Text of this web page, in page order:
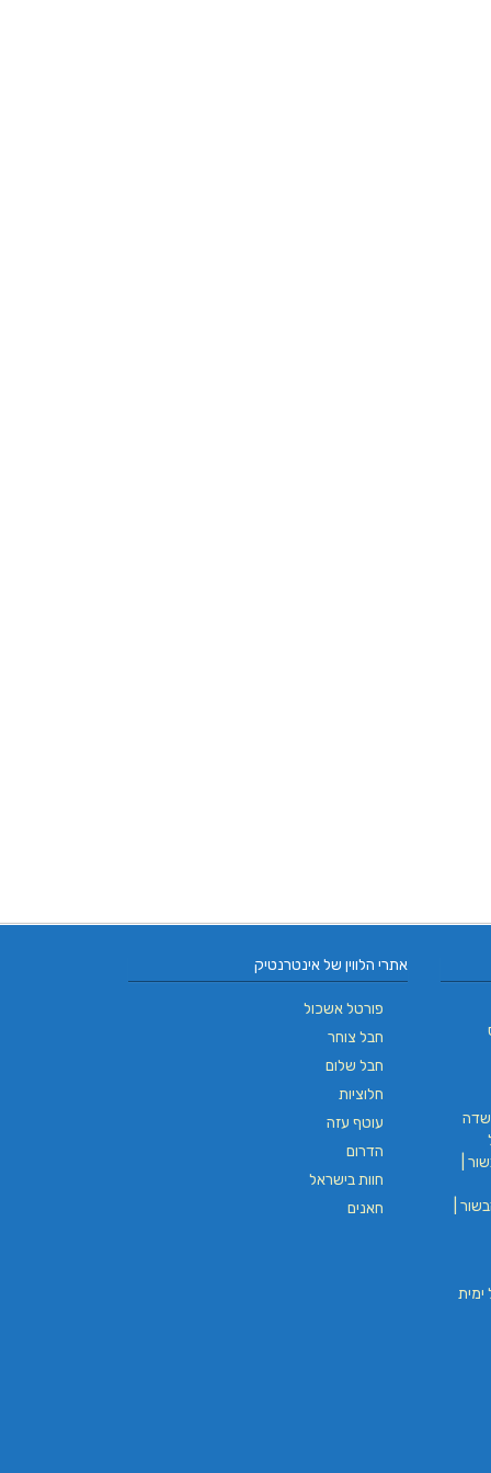
אתרי הלווין של אינטרנטיק
פורטל אשכול
חבל צוחר
חבל שלום
חלוציות
עוטף עזה
הדרום
חוות בישראל
חאנים
שדה
|
|
חבל ימית